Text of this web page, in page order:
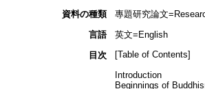
資料の種類
專題研究論文
言語
英文=English
目次
[Table of Contents]
Introduction
Beginnings of